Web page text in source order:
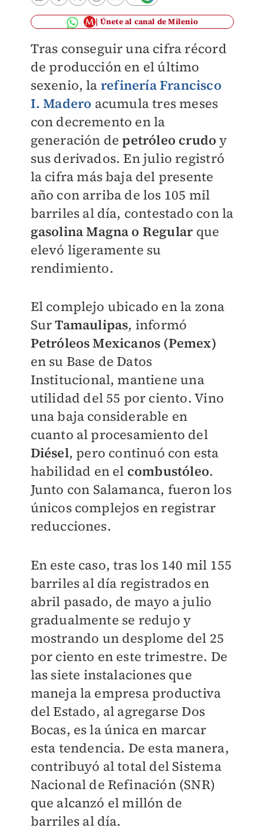
Únete al canal de Milenio
Tras conseguir una cifra récord
de producción en el último
sexenio, la refinería Francisco
I. Madero acumula tres meses
con decremento en la
generación depetróleo crudo y
sus derivados. En julio registró
la cifra más baja del presente
año con arriba de los 105 mil
barriles al día, contestado con la
gasolina Magna o Regularque
elevó ligeramente su
rendimiento.
El complejo ubicado en la zona
SurTamaulipas, informó
Petróleos Mexicanos (Pemex)
en su Base de Datos
Institucional, mantiene una
utilidad del 55 por ciento. Vino
una baja considerable en
cuanto al procesamiento del
Diésel, pero continuó con esta
habilidad en el combustóleo.
Junto con Salamanca, fueron los
únicos complejos en registrar
reducciones.
En este caso, tras los 140 mil 155
barriles al día registrados en
abril pasado, de mayo a julio
gradualmente se redujo y
mostrando un desplome del 25
por ciento en este trimestre. De
las siete instalaciones que
maneja la empresa productiva
del Estado, al agregarse Dos
Bocas, es la única en marcar
esta tendencia. De esta manera,
contribuyó al total del Sistema
Nacional de Refinación (SNR)
que alcanzó el millón de
barriles al día.